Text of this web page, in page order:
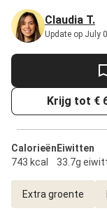
Claudia T.
Update op July
Krijg tot €
Calorieën
743 kcal
Eiwitten
33.7g
Extra groente